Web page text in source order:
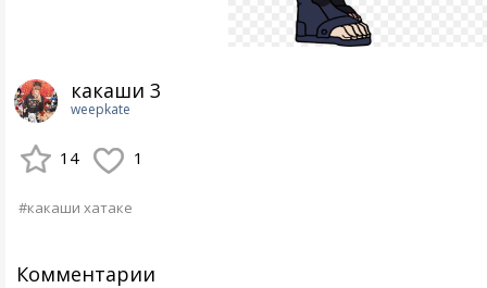
какаши 3
weepkate
14 1
#какаши хатаке
Комментарии